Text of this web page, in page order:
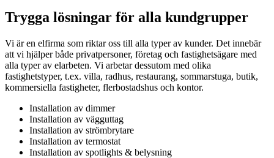
Trygga lösningar för alla kundgrupper
Vi är en elfirma som riktar oss till alla typer av kunder. Det innebär
att vi hjälper både privatpersoner, företag och fastighetsägare med
alla typer av elarbeten. Vi arbetar dessutom med olika
fastighetstyper, t.ex. villa, radhus, restaurang, sommarstuga, butik,
kommersiella fastigheter, flerbostadshus och kontor.
Installation av dimmer
Installation av vägguttag
Installation av strömbrytare
Installation av termostat
Installation av spotlights & belysning